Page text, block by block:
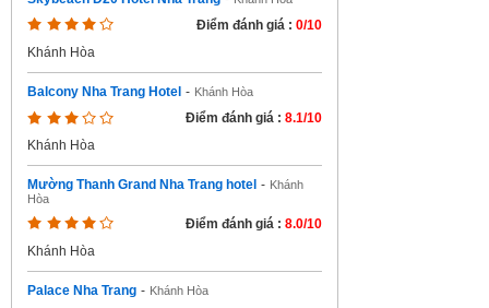
Điểm đánh giá : 0/10
Khánh Hòa
Balcony Nha Trang Hotel - Khánh Hòa
Điểm đánh giá : 8.1/10
Khánh Hòa
Mường Thanh Grand Nha Trang hotel - Khánh
Hòa
Điểm đánh giá : 8.0/10
Khánh Hòa
Palace Nha Trang - Khánh Hòa